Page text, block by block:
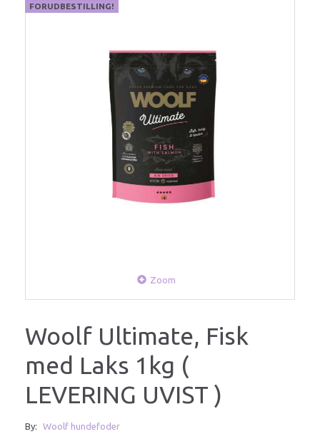
FORUDBESTILLING!
Zoom
Woolf Ultimate, Fisk
med Laks 1kg (
LEVERING UVIST )
By: Woolf hundefoder